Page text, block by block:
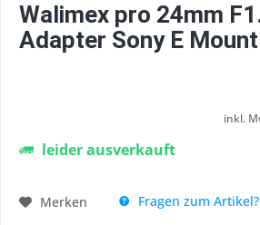
Walimex pro 24mm
Adapter Sony E Mount
inkl.
leider ausverkauft
Merken
Fragen zum Artikel?